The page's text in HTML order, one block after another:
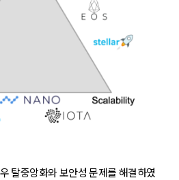
탈중앙화와 보안성 문제를 해결하였